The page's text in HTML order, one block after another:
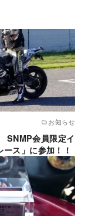
お知らせ
会員限定イ
ス」に参加！！